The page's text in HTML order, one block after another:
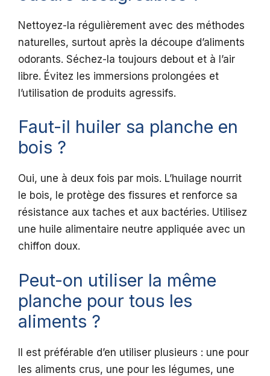
Nettoyez-la régulièrement avec des méthodes
naturelles, surtout après la découpe d’aliments
odorants. Séchez-la toujours debout et à l’air
libre. Évitez les immersions prolongées et
l’utilisation de produits agressifs.
Faut-il huiler sa planche en
bois ?
Oui, une à deux fois par mois. L’huilage nourrit
le bois, le protège des fissures et renforce sa
résistance aux taches et aux bactéries. Utilisez
une huile alimentaire neutre appliquée avec un
chiffon doux.
Peut-on utiliser la même
planche pour tous les
aliments ?
Il est préférable d’en utiliser plusieurs : une pour
les aliments crus, une pour les légumes, une